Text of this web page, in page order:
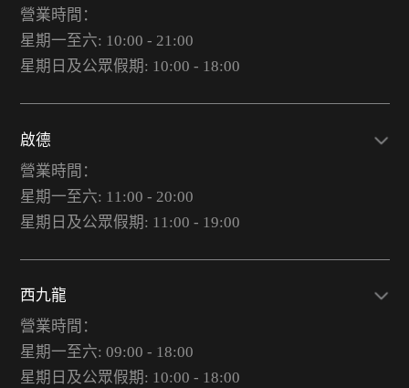
營業時間：
星期一至六: 10:00 - 21:00
星期日及公眾假期: 10:00 - 18:00
啟德
營業時間：
星期一至六: 11:00 - 20:00
星期日及公眾假期: 11:00 - 19:00
西九龍
營業時間：
星期一至六: 09:00 - 18:00
星期日及公眾假期: 10:00 - 18:00